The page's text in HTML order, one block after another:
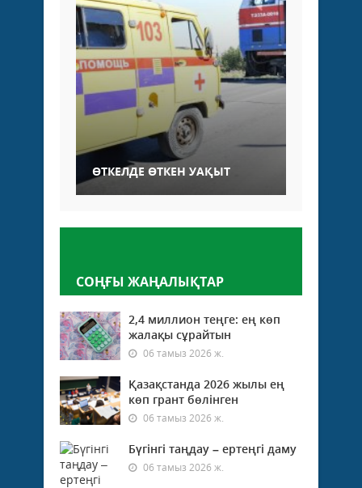
ӨТКЕЛДЕ ӨТКЕН УАҚЫТ
СОҢҒЫ ЖАҢАЛЫҚТАР
2,4 миллион теңге: ең көп
жалақы сұрайтын
06 тамыз 2026 ж.
Қазақстанда 2026 жылы ең
көп грант бөлінген
06 тамыз 2026 ж.
Бүгінгі таңдау – ертеңгі даму
06 тамыз 2026 ж.